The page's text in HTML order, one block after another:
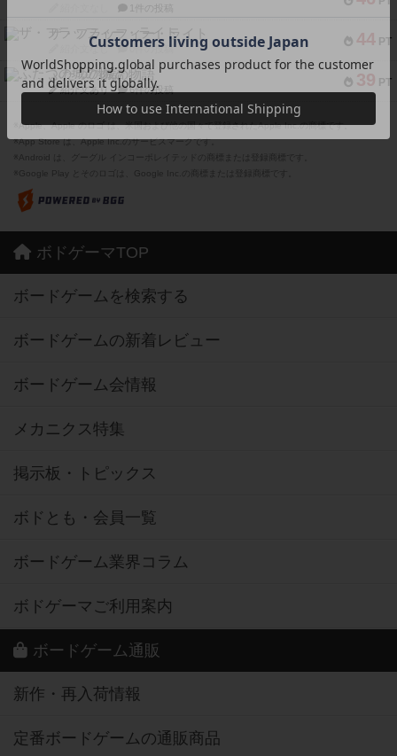
1件の投稿
44 PT
ザ・フラッフィー・ライト
紹介文なし 0件の投稿
39 PT
ふたつの城の物語
紹介文あり 6件の投稿
※Apple、Apple のロゴ は、米国および他の国々で登録されたApple Inc.の商標です。
※App Store は、Apple Inc.のサービスマークです。
※Android は、グーグル インコーポレイテッドの商標または登録商標です。
※Google Play とそのロゴは、Google Inc.の商標または登録商標です。
ボドゲーマTOP
ボードゲームを検索する
ボードゲームの新着レビュー
ボードゲーム会情報
メカニクス特集
掲示板・トピックス
ボドとも・会員一覧
ボードゲーム業界コラム
ボドゲーマご利用案内
ボードゲーム通販
新作・再入荷情報
定番ボードゲームの通販商品